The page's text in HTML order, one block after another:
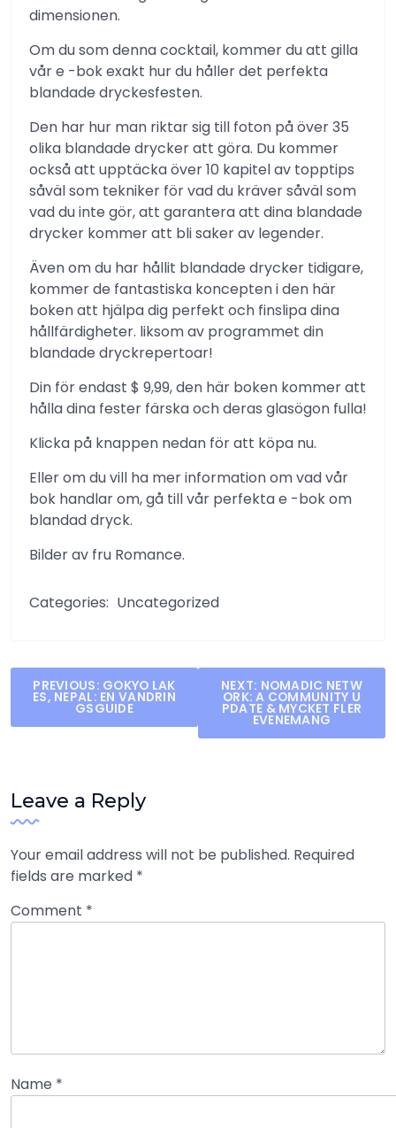
dimensionen.
Om du som denna cocktail, kommer du att gilla
vår e -bok exakt hur du håller det perfekta
blandade dryckesfesten.
Den har hur man riktar sig till foton på över 35
olika blandade drycker att göra. Du kommer
också att upptäcka över 10 kapitel av topptips
såväl som tekniker för vad du kräver såväl som
vad du inte gör, att garantera att dina blandade
drycker kommer att bli saker av legender.
Även om du har hållit blandade drycker tidigare,
kommer de fantastiska koncepten i den här
boken att hjälpa dig perfekt och finslipa dina
hållfärdigheter. liksom av programmet din
blandade dryckrepertoar!
Din för endast $ 9,99, den här boken kommer att
hålla dina fester färska och deras glasögon fulla!
Klicka på knappen nedan för att köpa nu.
Eller om du vill ha mer information om vad vår
bok handlar om, gå till vår perfekta e -bok om
blandad dryck.
Bilder av fru Romance.
Categories: Uncategorized
Post
navigation
PREVIOUS: GOKYO LAK
ES, NEPAL: EN VANDRIN
GSGUIDE
NEXT: NOMADIC NETW
ORK: A COMMUNITY U
PDATE & MYCKET FLER
EVENEMANG
Leave a Reply
Your email address will not be published. Required
fields are marked *
Comment *
Name *